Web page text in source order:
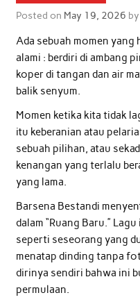
Posted on May 19, 2026 by
Ada sebuah momen yang
alami : berdiri di ambang
koper di tangan dan air
balik senyum.
Momen ketika kita tidak
itu keberanian atau
sebuah pilihan, atau
kenangan yang terlalu
yang lama.
Barsena Bestandi
dalam “Ruang Baru.”
seperti seseorang yang
menatap dinding tanpa
dirinya sendiri bahwa ini
permulaan.